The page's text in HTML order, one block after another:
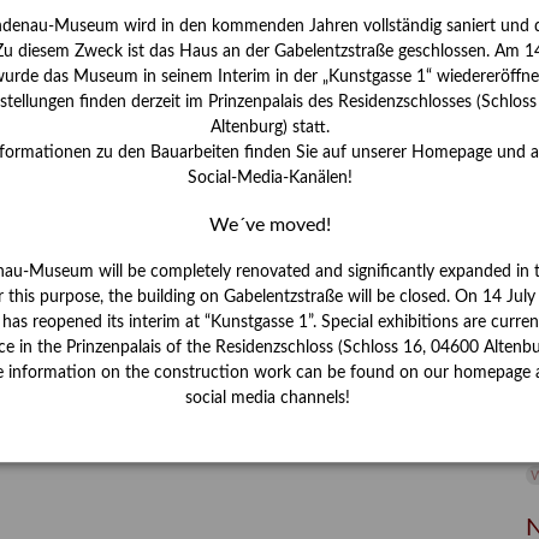
– Familie und Freunde im Werk des
(Part I/III)
am Lindenau-Museum Altenburg
George Grosz den Menschen auf dem Kriegsfeld
widmeten, fand Conrad Felixmüller Freude und Halt darin,
Kunstwissenschaftlerin Karoline Schmidt widmet sich
und vorab in insgesamt drei Blogbeiträgen.
Museum wird in den kommenden Jahren vollständig saniert und
diesem Zweck ist das Haus an der Gabelentzstraße geschlossen. Am
das Museum in seinem Interim in der „Kunstgasse 1“
finden derzeit im Prinzenpalais des Residenzschlosses
Altenburg) statt.
zu den Bauarbeiten finden Sie auf unserer Homepage und
Social-Media-Kanälen!
We´ve moved!
Museum will be completely renovated and significantly expanded in
this purpose, the building on Gabelentzstraße will be closed. On 14
reopened its interim at “Kunstgasse 1”. Special exhibitions are
in the Prinzenpalais of the Residenzschloss (Schloss 16, 04600
information on the construction work can be found on our homepage
social media channels!